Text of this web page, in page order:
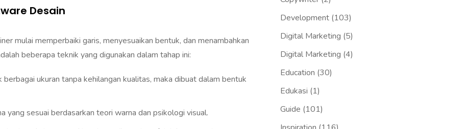
Desain
mulai memperbaiki garis, menyesuaikan bentuk, dan menambahkan
beberapa teknik yang digunakan dalam tahap ini:
berbagai ukuran tanpa kehilangan kualitas, maka dibuat dalam bentuk
yang sesuai berdasarkan teori warna dan psikologi visual.
Development(103)
Digital Marketing (5)
Digital Marketing (4)
Education (30)
Edukasi (1)
Guide (101)